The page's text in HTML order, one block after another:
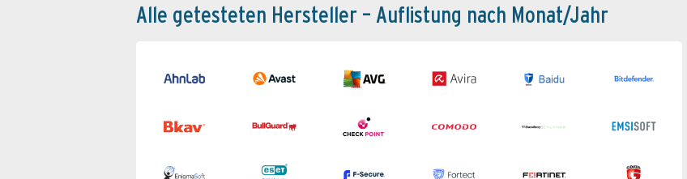
Alle getesteten Hersteller – Auflistung nach Monat/Jahr